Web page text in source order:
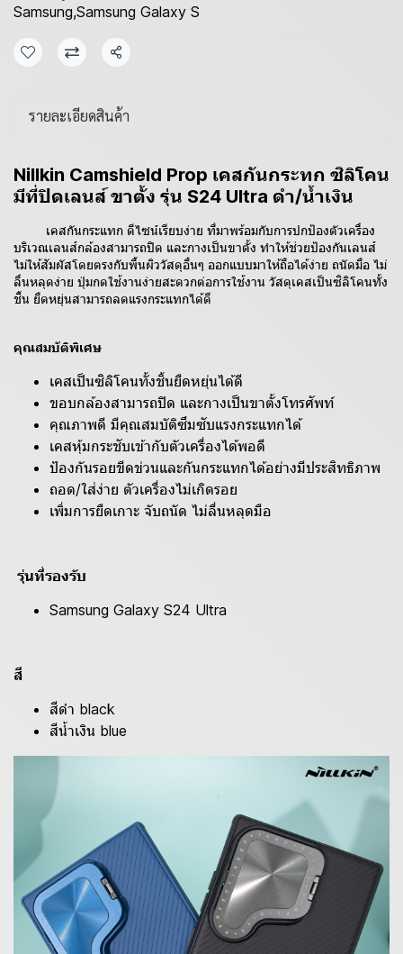
Samsung,Samsung Galaxy S
แชร์
รายละเอียดสินค้า
Nillkin Camshield Prop เคสกันกระทก ซิลิโคน
มีที่ปิดเลนส์ ขาตั้ง รุ่น S24 Ultra ดำ/น้ำเงิน
เคสกันกระแทก ดีไซน์เรียบง่าย ที่มาพร้อมกับการปกป้องตัวเครื่อง
บริเวณเลนส์กล้องสามารถปิด และกางเป็นขาตั้ง ทำให้ช่วยป้องกันเลนส์
ไม่ให้สัมผัสโดยตรงกับพื้นผิววัสดุอื่นๆ ออกแบบมาให้ถือได้ง่าย ถนัดมือ ไม่
ลื่นหลุดง่าย ปุ่มกดใช้งานง่ายสะดวกต่อการใช้งาน วัสดุเคสเป็นซิลิโคนทั้ง
ชิ้น ยืดหยุ่นสามารถลดแรงกระแทกได้ดี
คุณสมบัติพิเศษ
เคสเป็นซิลิโคนทั้งชิ้นยืดหยุ่นได้ดี
ขอบกล้องสามารถปิด และกางเป็นขาตั้งโทรศัพท์
คุณภาพดี มีคุณสมบัติซึมซับแรงกระแทกได้
เคสหุ้มกระชับเข้ากับตัวเครื่องได้พอดี
ป้องกันรอยขีดข่วนและกันกระแทกได้อย่างมีประสิทธิภาพ
ถอด/ใส่ง่าย ตัวเครื่องไม่เกิดรอย
เพิ่มการยืดเกาะ จับถนัด ไม่ลื่นหลุดมือ
รุ่นที่รองรับ
Samsung Galaxy S24 Ultra
สี
สีดำ black
สีน้ำเงิน blue